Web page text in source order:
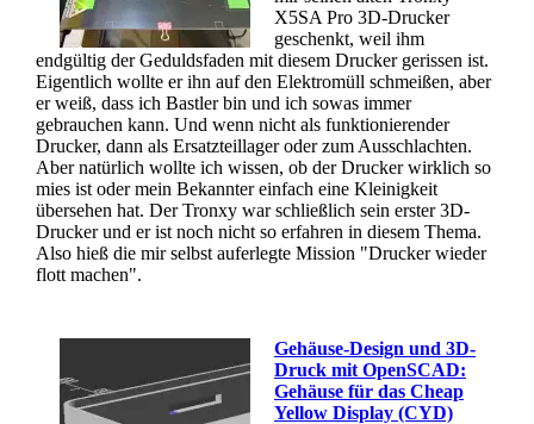
X5SA Pro 3D-Drucker
geschenkt, weil ihm
endgültig der Geduldsfaden mit diesem Drucker gerissen ist.
Eigentlich wollte er ihn auf den Elektromüll schmeißen, aber
er weiß, dass ich Bastler bin und ich sowas immer
gebrauchen kann. Und wenn nicht als funktionierender
Drucker, dann als Ersatzteillager oder zum Ausschlachten.
Aber natürlich wollte ich wissen, ob der Drucker wirklich so
mies ist oder mein Bekannter einfach eine Kleinigkeit
übersehen hat. Der Tronxy war schließlich sein erster 3D-
Drucker und er ist noch nicht so erfahren in diesem Thema.
Also hieß die mir selbst auferlegte Mission "Drucker wieder
flott machen".
Gehäuse-Design und 3D-
Druck mit OpenSCAD:
Gehäuse für das Cheap
Yellow Display (CYD)